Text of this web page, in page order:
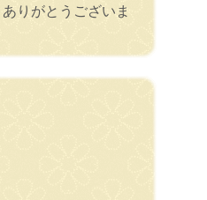
りがとうございま